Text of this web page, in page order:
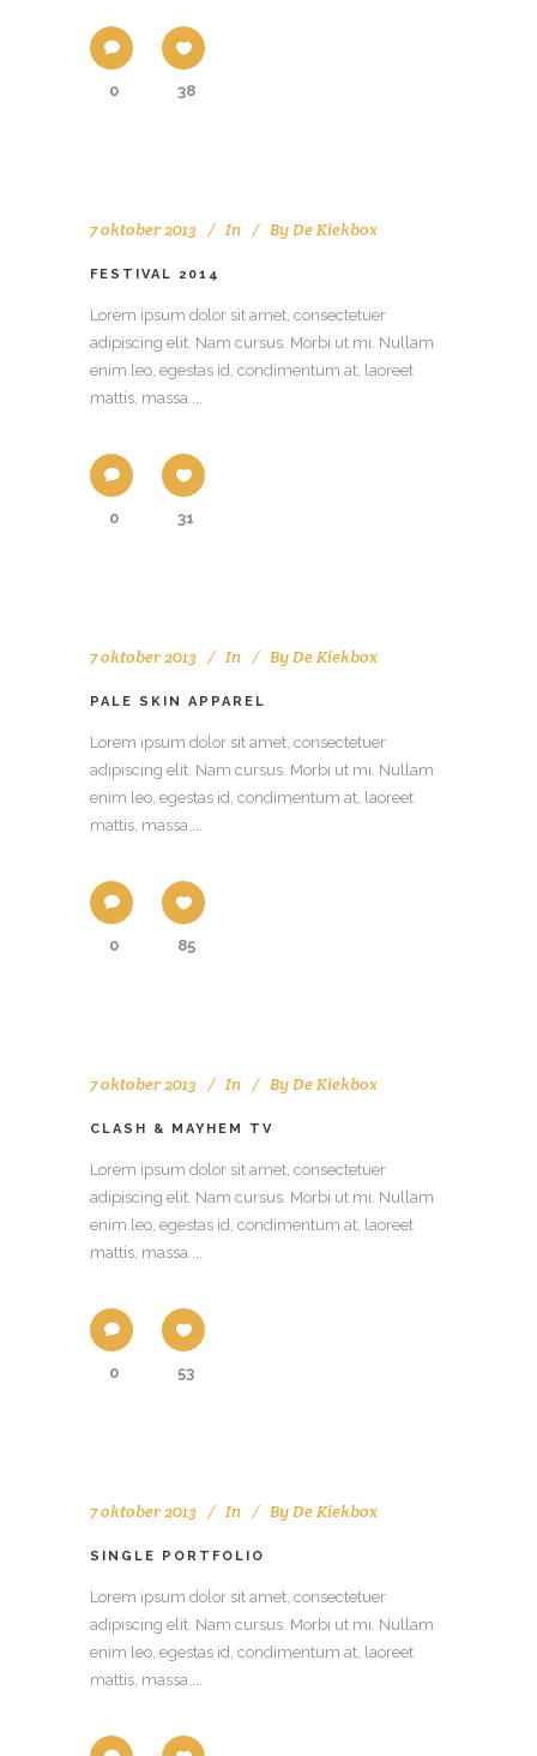
0 38
7 oktober 2013 In By De Kiekbox
FESTIVAL 2014
Lorem ipsum dolor sit amet, consectetuer
adipiscing elit. Nam cursus. Morbi ut mi. Nullam
enim leo, egestas id, condimentum at, laoreet
mattis, massa....
0 31
7 oktober 2013 In By De Kiekbox
PALE SKIN APPAREL
Lorem ipsum dolor sit amet, consectetuer
adipiscing elit. Nam cursus. Morbi ut mi. Nullam
enim leo, egestas id, condimentum at, laoreet
mattis, massa....
0 85
7 oktober 2013 In By De Kiekbox
CLASH & MAYHEM TV
Lorem ipsum dolor sit amet, consectetuer
adipiscing elit. Nam cursus. Morbi ut mi. Nullam
enim leo, egestas id, condimentum at, laoreet
mattis, massa....
0 53
7 oktober 2013 In By De Kiekbox
SINGLE PORTFOLIO
Lorem ipsum dolor sit amet, consectetuer
adipiscing elit. Nam cursus. Morbi ut mi. Nullam
enim leo, egestas id, condimentum at, laoreet
mattis, massa....